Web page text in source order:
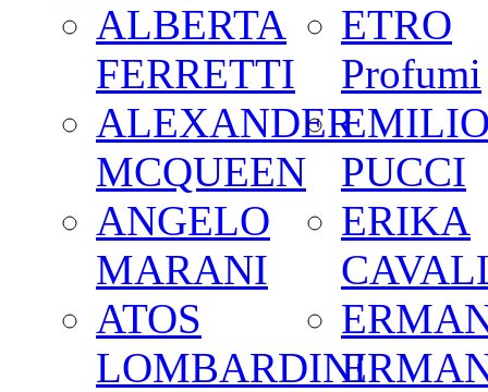
ALBERTA
FERRETTI
ALEXANDER
MCQUEEN
ANGELO
MARANI
ATOS
LOMBARDINI
ETRO
Profumi
PUCCI
ERIKA